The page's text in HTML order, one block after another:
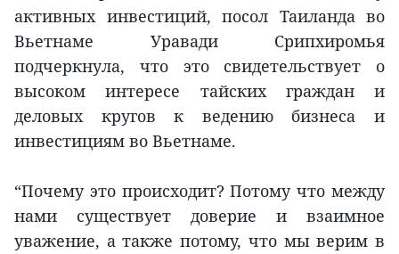
активных инвестиций, посол Таиланда во
Вьетнаме Уравади Срипхиромья
подчеркнула, что это свидетельствует о
высоком интересе тайских граждан и
деловых кругов к ведению бизнеса и
инвестициям во Вьетнаме.
“Почему это происходит? Потому что между
нами существует доверие и взаимное
уважение, а также потому, что мы верим в